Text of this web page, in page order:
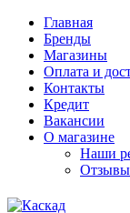
Главная
Бренды
Магазины
Оплата и
Контакты
Кредит
Вакансии
О магазине
Наши